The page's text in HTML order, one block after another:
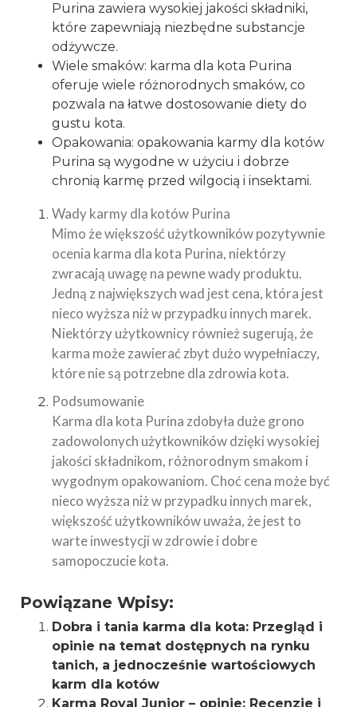
Purina zawiera wysokiej jakości składniki,
które zapewniają niezbędne substancje
odżywcze.
Wiele smaków: karma dla kota Purina
oferuje wiele różnorodnych smaków, co
pozwala na łatwe dostosowanie diety do
gustu kota.
Opakowania: opakowania karmy dla kotów
Purina są wygodne w użyciu i dobrze
chronią karmę przed wilgocią i insektami.
Wady karmy dla kotów Purina
Mimo że większość użytkowników pozytywnie
ocenia karma dla kota Purina, niektórzy
zwracają uwagę na pewne wady produktu.
Jedną z największych wad jest cena, która jest
nieco wyższa niż w przypadku innych marek.
Niektórzy użytkownicy również sugerują, że
karma może zawierać zbyt dużo wypełniaczy,
które nie są potrzebne dla zdrowia kota.
Podsumowanie
Karma dla kota Purina zdobyła duże grono
zadowolonych użytkowników dzięki wysokiej
jakości składnikom, różnorodnym smakom i
wygodnym opakowaniom. Choć cena może być
nieco wyższa niż w przypadku innych marek,
większość użytkowników uważa, że jest to
warte inwestycji w zdrowie i dobre
samopoczucie kota.
Powiązane Wpisy:
Dobra i tania karma dla kota: Przegląd i
opinie na temat dostępnych na rynku
tanich, a jednocześnie wartościowych
karm dla kotów
Karma Royal Junior – opinie: Recenzje i